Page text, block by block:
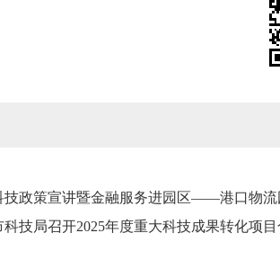
技政策宣讲暨金融服务进园区——港口物流
科技局召开2025年度重大科技成果转化项